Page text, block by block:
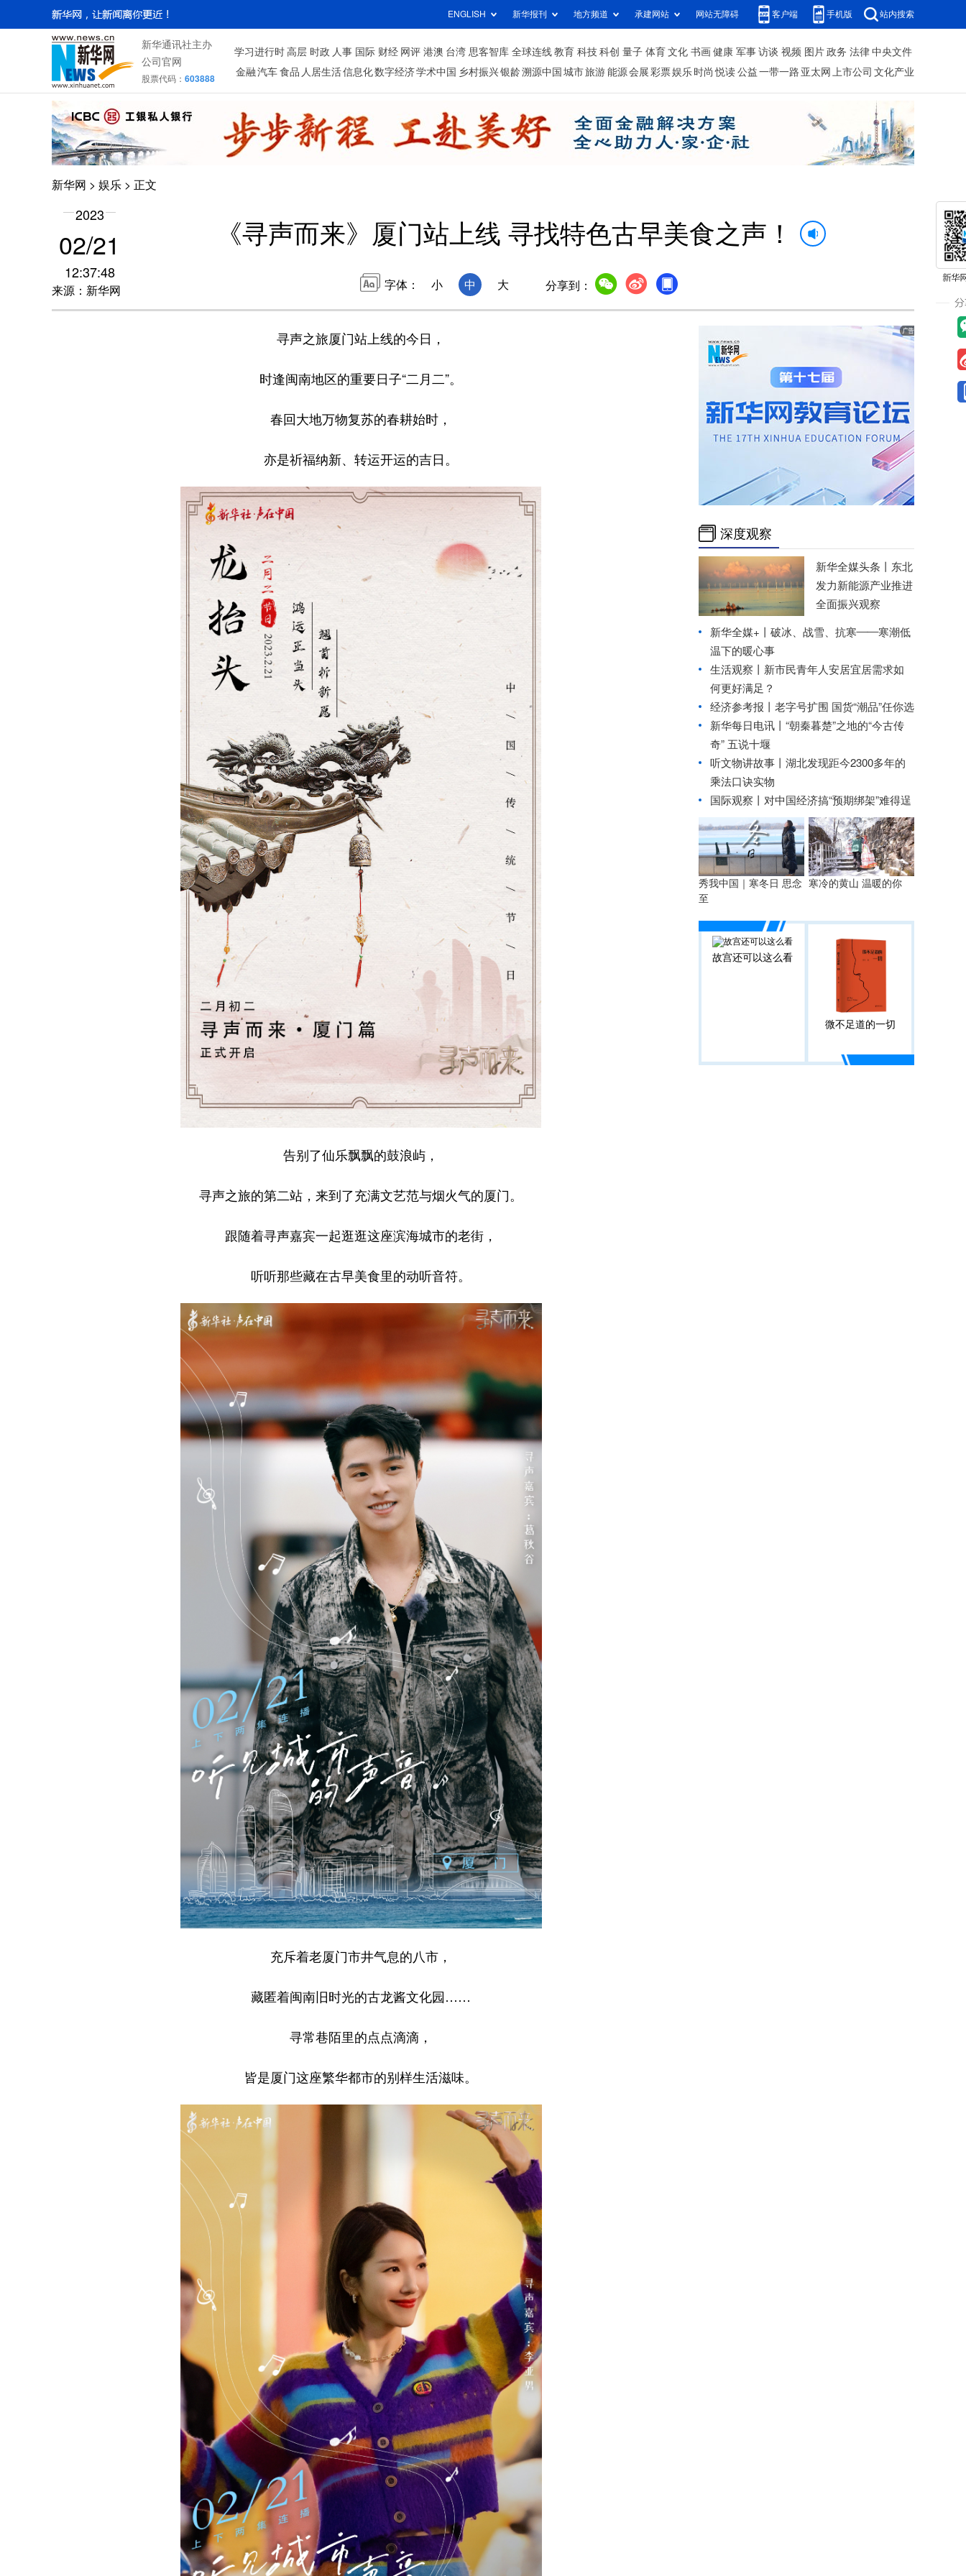
ENGLISH 新华报刊 地方频道 承建网站 网站无障碍 客户端 手机版 站内搜索
新华通讯社主办
公司官网
股票代码： 603888
学习进行时 高层 时政 人事 国际 财经 网评 港澳 台湾 思客智库 全球连线 教育 科技 科创 量子 体育 文化 书画 健康 军事 访谈 视频 图片 政务 法律 中央文件
金融 汽车 食品 人居生活信息化数字经济学术中国 乡村振兴银龄溯源中国 城市旅游 能源 会展 彩票娱乐 时尚 悦读 公益 一带一路 亚太网 上市公司 文化产业
新华网 > 娱乐 > 正文
2023
02/21
12:37:48
来源：新华网
《寻声而来》厦门站上线 寻找特色古早美食之声！
字体： 小 中 大 分享到：
寻声之旅厦门站上线的今日，
时逢闽南地区的重要日子“二月二”。
春回大地万物复苏的春耕始时，
亦是祈福纳新、转运开运的吉日。
告别了仙乐飘飘的鼓浪屿，
寻声之旅的第二站，来到了充满文艺范与烟火气的厦门。
跟随着寻声嘉宾一起逛逛这座滨海城市的老街，
听听那些藏在古早美食里的动听音符。
充斥着老厦门市井气息的八市，
藏匿着闽南旧时光的古龙酱文化园……
寻常巷陌里的点点滴滴，
皆是厦门这座繁华都市的别样生活滋味。
深度观察
新华全媒头条丨 东北
发力新能源产业推进
全面振兴观察
新华全媒+丨 破冰、战雪、抗寒——寒潮低
温下的暖心事
生活观察丨新市民青年人安居宜居需求如
何更好满足？
经济参考报丨 老字号扩围 国货“潮品”任你选
新华每日电讯丨 “朝秦暮楚”之地的“今古传
奇” 五说十堰
听文物讲故事丨湖北发现距今2300多年的
乘法口诀实物
国际观察丨 对中国经济搞“预期绑架”难得逞
秀我中国｜寒冬日 思念
至
寒冷的黄山 温暖的你
故宫还可以这么看
微不足道的一切